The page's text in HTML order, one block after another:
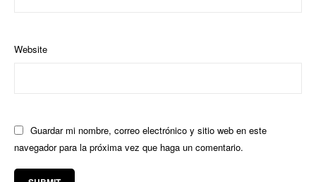
Website
Guardar mi nombre, correo electrónico y sitio web en este
navegador para la próxima vez que haga un comentario.